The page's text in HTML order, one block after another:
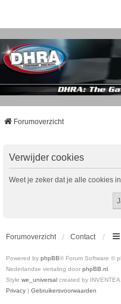
Forumoverzicht
Verwijder cookies
Weet je zeker dat je alle cookies
Forumoverzicht Contact
Powered by phpBB® Forum Software ©
Nederlandse vertaling door phpBB.nl
Style we_universal created by INVENTEA
Privacy | Gebruikersvoorwaarden